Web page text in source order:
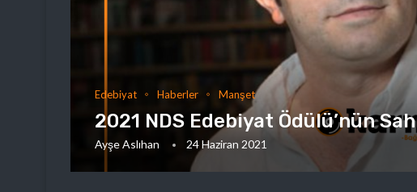
Edebiyat Haberler Manşet
2021 NDS Edebiyat Ödülü’nün
Ayşe Aslıhan 24 Haziran 2021